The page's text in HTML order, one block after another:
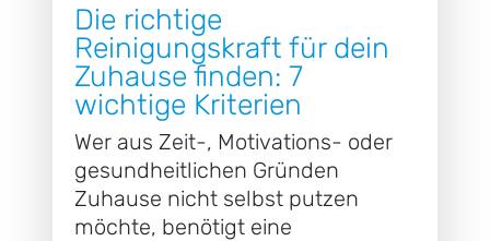
Die richtige
Reinigungskraft für dein
Zuhause finden: 7
wichtige Kriterien
Wer aus Zeit-, Motivations- oder
gesundheitlichen Gründen
Zuhause nicht selbst putzen
möchte, benötigt eine